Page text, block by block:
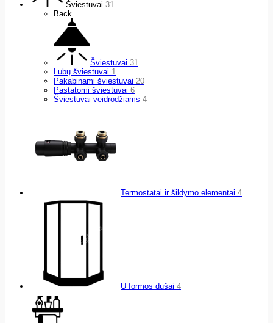
Šviestuvai 31
Back
Šviestuvai 31
Lubų šviestuvai 1
Pakabinami šviestuvai 20
Pastatomi šviestuvai 6
Šviestuvai veidrodžiams 4
Termostatai ir šildymo elementai 4
U formos dušai 4